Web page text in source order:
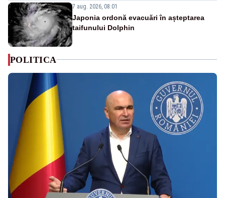
7 aug. 2026, 08:01
Japonia ordonă evacuări în așteptarea
taifunului Dolphin
POLITICA